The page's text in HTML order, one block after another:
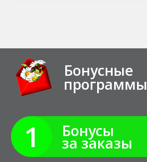
Бонусные
программы
1 Бонусы
за заказы